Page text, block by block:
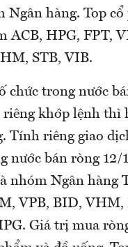
Ngân hàng. Top cổ
ACB, HPG, FPT,
STB, VIB.
chức trong nước
khớp lệnh thì
Tính riêng giao
nước bán ròng 12/
nhóm Ngân hàng
VPB, BID, VHM,
Giá trị mua